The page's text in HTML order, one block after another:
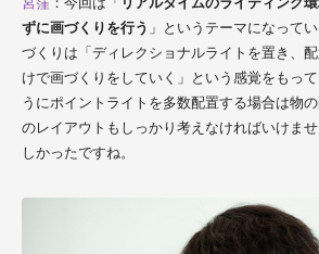
ずに画づくりを行う 」というテーマになって
づくりは「ディレクショナルライトを置き、
けで画づくりをしていく」という感覚をもっ
うにポイントライトを多数配置する場合は物
のレイアウトもしっかり考えなければいけま
しかったですね。